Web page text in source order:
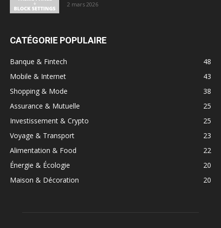
2 mars 2026
CATÉGORIE POPULAIRE
Banque & Fintech
48
Mobile & Internet
43
Shopping & Mode
38
Assurance & Mutuelle
25
Investissement & Crypto
25
Voyage & Transport
23
Alimentation & Food
22
Énergie & Écologie
20
Maison & Décoration
20